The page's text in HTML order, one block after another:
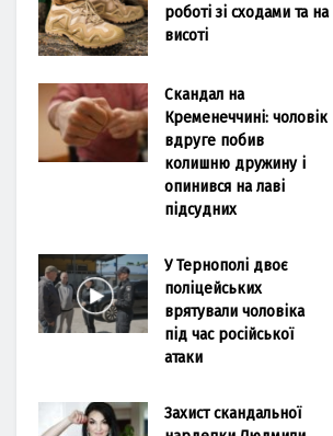
роботі зі сходами та на
висоті
Скандал на
Кременеччині: чоловік
вдруге побив
колишню дружину і
опинився на лаві
підсудних
У Тернополі двоє
поліцейських
врятували чоловіка
під час російської
атаки
Захист скандальної